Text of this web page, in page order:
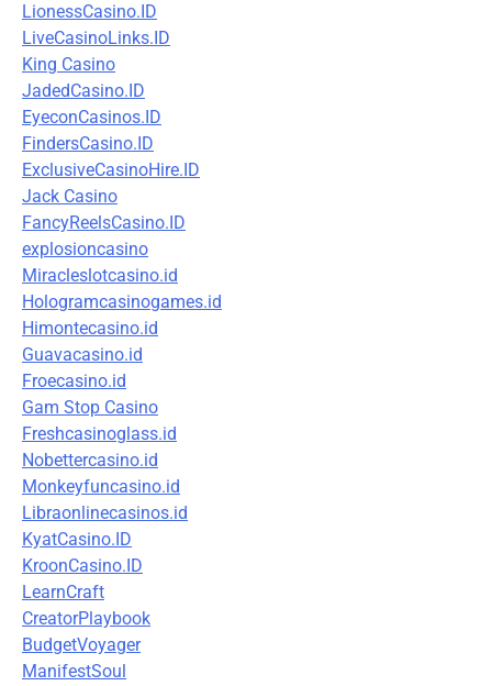
LionessCasino.ID
LiveCasinoLinks.ID
King Casino
JadedCasino.ID
EyeconCasinos.ID
FindersCasino.ID
ExclusiveCasinoHire.ID
Jack Casino
FancyReelsCasino.ID
explosioncasino
Miracleslotcasino.id
Hologramcasinogames.id
Himontecasino.id
Guavacasino.id
Froecasino.id
Gam Stop Casino
Freshcasinoglass.id
Nobettercasino.id
Monkeyfuncasino.id
Libraonlinecasinos.id
KyatCasino.ID
KroonCasino.ID
LearnCraft
CreatorPlaybook
BudgetVoyager
ManifestSoul